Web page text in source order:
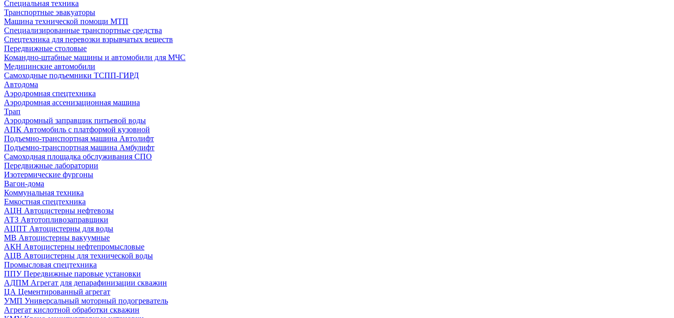
Специальная техника
Транспортные эвакуаторы
Машина технической помощи МТП
Специализированные транспортные средства
Спецтехника для перевозки взрывчатых веществ
Передвижные столовые
Командно-штабные машины и автомобили для МЧС
Медицинские автомобили
Самоходные подъемники ТСПП-ГИРД
Автодома
Аэродромная спецтехника
Аэродромная ассенизационная машина
Трап
Аэродромный заправщик питьевой воды
АПК Автомобиль с платформой кузовной
Подъемно-транспортная машина Автолифт
Подъемно-транспортная машина Амбулифт
Самоходная площадка обслуживания СПО
Передвижные лаборатории
Изотермические фургоны
Вагон-дома
Коммунальная техника
Емкостная спецтехника
АЦН Автоцистерны нефтевозы
АТЗ Автотопливозаправщики
АЦПТ Автоцистерны для воды
МВ Автоцистерны вакуумные
АКН Автоцистерны нефтепромысловые
АЦВ Автоцистерны для технической воды
Промысловая спецтехника
ППУ Передвижные паровые установки
АДПМ Агрегат для депарафинизации скважин
ЦА Цементированный агрегат
УМП Универсальный моторный подогреватель
Агрегат кислотной обработки скважин